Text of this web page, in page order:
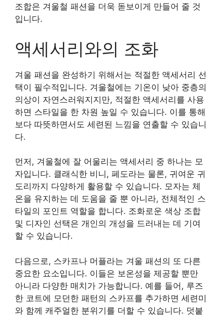
조합은 겨울철 패션을 더욱 돋보이게 만들어 줄 것
입니다.
액세서리와의 조화
겨울 패션을 완성하기 위해서는 적절한 액세서리 선
택이 필수적입니다. 겨울철에는 기온이 낮아 중층의
의상이 자연스러워지지만, 적절한 액세서리를 사용
하면 스타일을 한 차원 높일 수 있습니다. 이를 통해
보다 따뜻하면서도 세련된 느낌을 연출할 수 있습니
다.
먼저, 겨울철에 잘 어울리는 액세서리 중 하나는 모
자입니다. 클래식한 비니, 페도라는 물론, 귀여운 귀
도리까지 다양하게 활용할 수 있습니다. 모자는 체
온을 유지하는 데 도움을 줄 뿐 아니라, 전체적인 스
타일의 포인트 역할을 합니다. 조화로운 색상 조합
및 디자인 선택은 개인의 개성을 드러내는 데 기여
할 수 있습니다.
다음으로, 스카프나 머플라는 겨울 패션의 또 다른
중요한 요소입니다. 이들은 보온성을 제공할 뿐만
아니라 다양한 매치가 가능합니다. 예를 들어, 루즈
한 코트에 모던한 패턴의 스카프를 추가하면 세련미
와 함께 캐주얼한 분위기를 더할 수 있습니다. 덧붙